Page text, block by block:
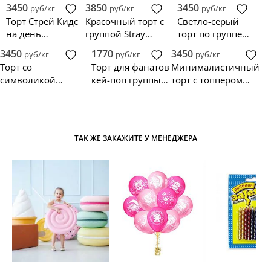
3450 руб/кг
Торт Стрей Кидс
на день
девочке
3850 руб/кг
Красочный торт с
группой Stray
3450 руб/кг
Светло-серый
торт по группе
3450 руб/кг
Торт со
символикой
1770 руб/кг
Торт для фанатов
кей-поп группы
3450 руб/кг
Минималистичный
торт с топпером
ТАК ЖЕ ЗАКАЖИТЕ У МЕНЕДЖЕРА